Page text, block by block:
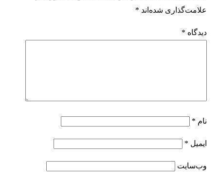
علامت‌گذاری شده‌اند *
دیدگاه *
نام *
ایمیل *
وب‌سایت